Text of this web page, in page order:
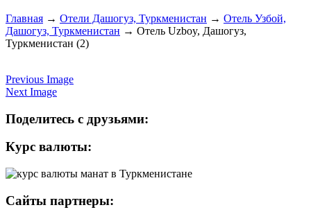
Главная → Отели Дашогуз, Туркменистан → Отель Узбой,
Дашогуз, Туркменистан → Отель Uzboy, Дашогуз,
Туркменистан (2)
Previous Image
Next Image
Поделитесь с друзьями:
Курс валюты:
Сайты партнеры: